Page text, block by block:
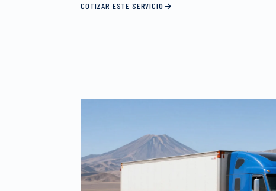
COTIZAR ESTE SERVICIO